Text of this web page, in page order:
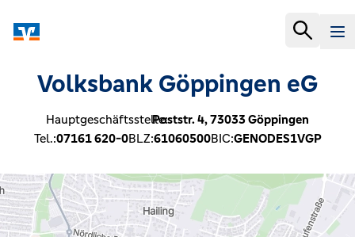
Volksbank Göppingen eG
Hauptgeschäftsstelle:Poststr. 4,73033Göppingen
Tel.:07161 620-0BLZ:61060500BIC:GENODES1VGP